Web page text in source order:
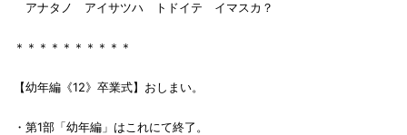
アナタノ アイサツハ トドイテ イマスカ？
＊＊＊＊＊＊＊＊＊＊
【幼年編《12》卒業式】おしまい。
・第1部「幼年編」はこれにて終了。